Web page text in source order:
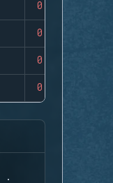
0
0
0
0